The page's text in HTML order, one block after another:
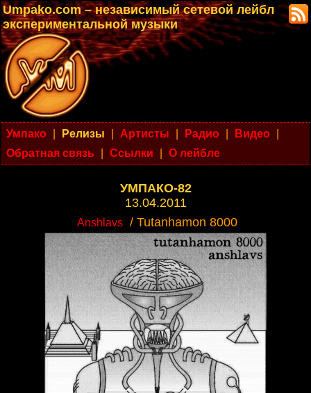
Umpako.com – независимый сетевой лейбл
экспериментальной музыки
Умпако Релизы Артисты Радио Видео
Обратная связь
Ссылки О лейбле
УМПАКО-82
13.04.2011
Anshlavs / Tutanhamon 8000